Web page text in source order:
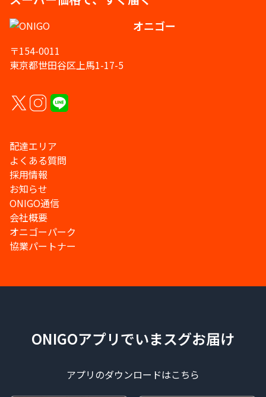
オニゴー
〒154-0011
東京都世田谷区上馬1-17-5
配達エリア
よくある質問
採用情報
お知らせ
ONIGO通信
会社概要
オニゴーパーク
協業パートナー
ONIGOアプリでいまスグお届け
アプリのダウンロードはこちら